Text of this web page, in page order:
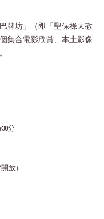
牌坊」（即「聖保祿大教
集合電影欣賞、本土影像
分
放）